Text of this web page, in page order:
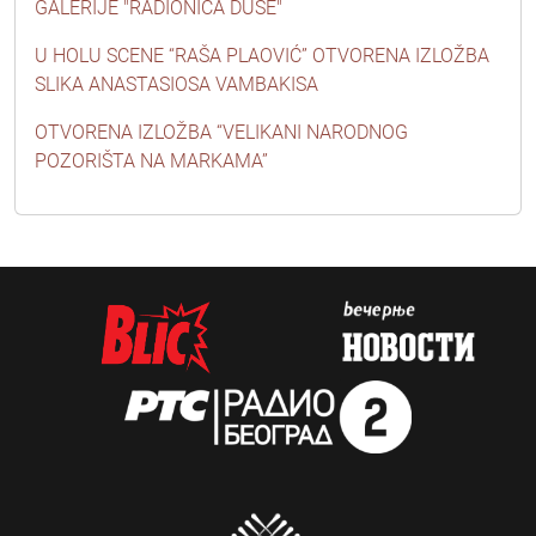
GALERIJE "RADIONICA DUŠE"
U HOLU SCENE “RAŠA PLAOVIĆ” OTVORENA IZLOŽBA
SLIKA ANASTASIOSA VAMBAKISA
OTVORENA IZLOŽBA “VELIKANI NARODNOG
POZORIŠTA NA MARKAMA”